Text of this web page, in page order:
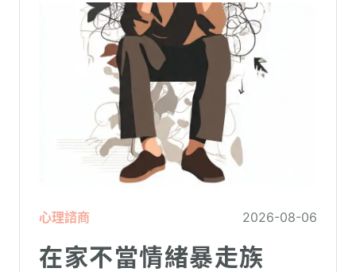
心理諮商 2026-08-06
在家不當情緒暴走族